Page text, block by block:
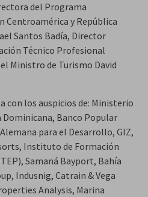
del Programa
Centroamérica y República
Santos Badía, Director
Técnico Profesional
Ministro de Turismo David
con los auspicios de: Ministerio
Dominicana, Banco Popular
para el Desarrollo, GIZ,
Instituto de Formación
Samaná Bayport, Bahía
Indusnig, Catrain & Vega
Analysis, Marina